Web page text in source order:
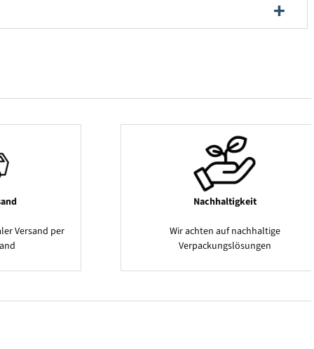
Versand per
Nachhaltigkeit
Wir achten auf nachhaltige
Verpackungslösungen